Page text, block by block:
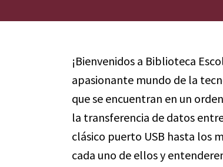
¡Bienvenidos a Biblioteca
apasionante mundo de la
que se encuentran en un
la transferencia de datos
clásico puerto USB hasta los
cada uno de ellos y